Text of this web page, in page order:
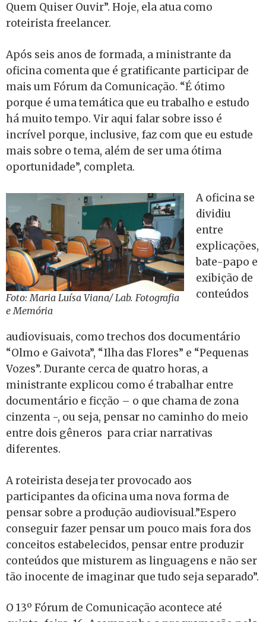
Quem Quiser Ouvir”. Hoje, ela atua como
roteirista freelancer.
Após seis anos de formada, a ministrante da
oficina comenta que é gratificante participar de
mais um Fórum da Comunicação. “É ótimo
porque é uma temática que eu trabalho e estudo
há muito tempo. Vir aqui falar sobre isso é
incrível porque, inclusive, faz com que eu estude
mais sobre o tema, além de ser uma ótima
oportunidade”, completa.
Foto: Maria Luísa Viana/ Lab. Fotografia
e Memória
A oficina se
dividiu
entre
explicações,
bate-papo e
exibição de
conteúdos
audiovisuais, como trechos dos documentário
“Olmo e Gaivota”, “Ilha das Flores” e “Pequenas
Vozes”. Durante cerca de quatro horas, a
ministrante explicou como é trabalhar entre
documentário e ficção – o que chama de zona
cinzenta -, ou seja, pensar no caminho do meio
entre dois gêneros para criar narrativas
diferentes.
A roteirista deseja ter provocado aos
participantes da oficina uma nova forma de
pensar sobre a produção audiovisual.”Espero
conseguir fazer pensar um pouco mais fora dos
conceitos estabelecidos, pensar entre produzir
conteúdos que misturem as linguagens e não ser
tão inocente de imaginar que tudo seja separado”.
O 13º Fórum de Comunicação acontece até